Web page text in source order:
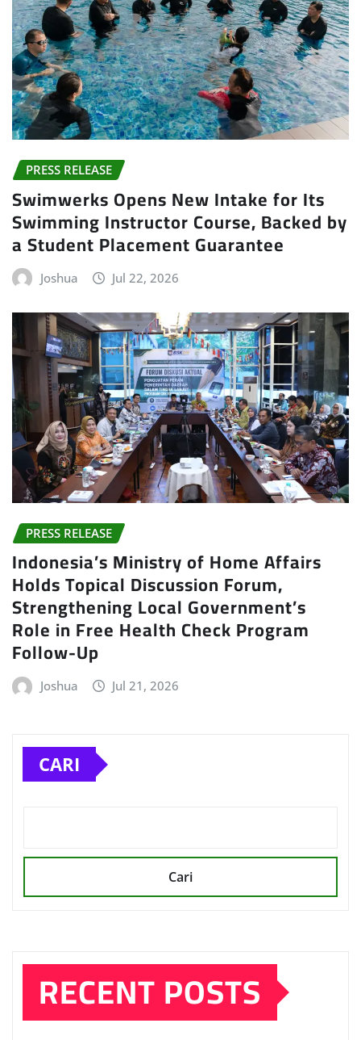
PRESS RELEASE
Swimwerks Opens New Intake for Its
Swimming Instructor Course, Backed by
a Student Placement Guarantee
Joshua Jul 22, 2026
PRESS RELEASE
Indonesia’s Ministry of Home Affairs
Holds Topical Discussion Forum,
Strengthening Local Government’s
Role in Free Health Check Program
Follow-Up
Joshua Jul 21, 2026
CARI
Cari
RECENT POSTS